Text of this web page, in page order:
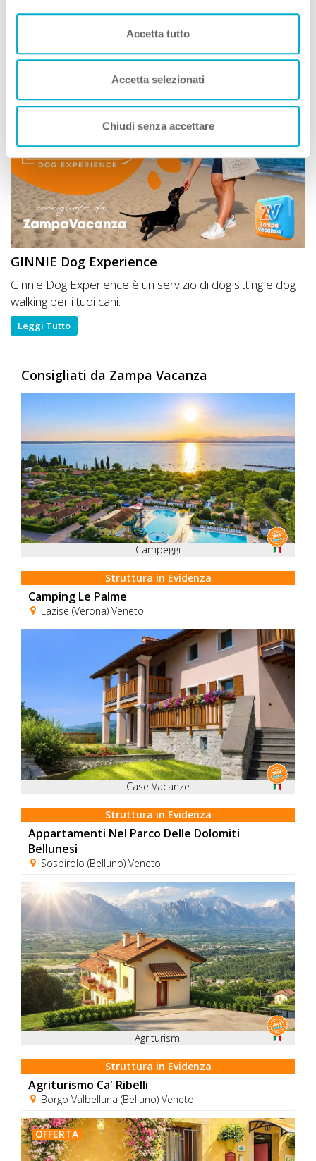
Accetta tutto
Accetta selezionati
Chiudi senza accettare
Simone GiannelliCOME TE, Viaggia con Zampa
Leggi Tutto
GINNIE Dog Experience
Ginnie Dog Experience è un servizio di dog sitting e dog
walking per i tuoi cani.
Leggi Tutto
Consigliati da Zampa Vacanza
Campeggi
Struttura in Evidenza
Camping Le Palme
Lazise (Verona) Veneto
Case Vacanze
Struttura in Evidenza
Appartamenti Nel Parco Delle Dolomiti
Bellunesi
Sospirolo (Belluno) Veneto
Agriturismi
Struttura in Evidenza
Agriturismo Ca' Ribelli
Borgo Valbelluna (Belluno) Veneto
OFFERTA